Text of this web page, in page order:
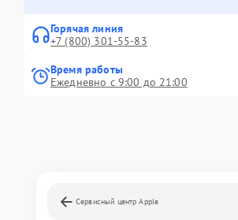
Горячая линия
+7 (800) 301-55-83
Время работы
Ежедневно с 9:00 до 21:00
Сервисный центр Apple